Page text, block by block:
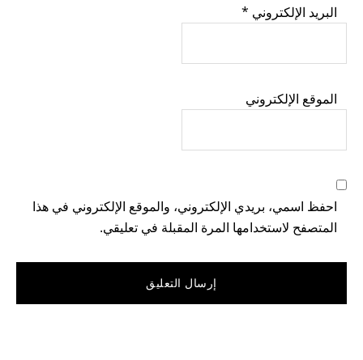
البريد الإلكتروني *
الموقع الإلكتروني
احفظ اسمي، بريدي الإلكتروني، والموقع الإلكتروني في هذا
المتصفح لاستخدامها المرة المقبلة في تعليقي.